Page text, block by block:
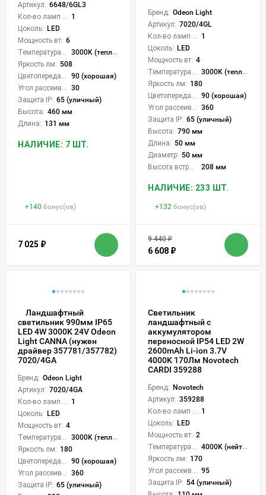
Артикул: 6648/6GL3
Кол-во ламп или LED: 1
Цоколь: LED
Мощность вт: 6
Температура света:
3000K (теплый)
Яркость лм: 508
Цветопередача (CRI):
90 (хорошая)
Угол рассеивания света °: 30
Защита IP: 65 (уличный)
Высота: 460 мм
Длина: 131 мм
НАЛИЧИЕ: 7 ШТ.
+140 бонус(ов)
7 025 ₽
Бренд: Odeon Light
Артикул: 7020/4GL
1
Цоколь: LED
Мощность вт: 4
3000K (теплый)
Яркость лм: 180
90 (хорошая)
360
Защита IP: 65 (уличный)
Высота: 790 мм
Длина: 50 мм
Диаметр: 50 мм
208 мм
НАЛИЧИЕ: 233 ШТ.
+132 бонус(ов)
9 440₽
6 608 ₽
Ландшафтный
светильник 990мм IP65
LED 4W 3000K 24V Odeon
Light CANNA (нужен
драйвер 357781/357782)
7020/4GA
Бренд: Odeon Light
Артикул: 7020/4GA
Кол-во ламп или LED: 1
Цоколь: LED
Мощность вт: 4
Температура света:
3000K (теплый)
Яркость лм: 180
Цветопередача (CRI):
90 (хорошая)
Угол рассеивания света °: 360
Защита IP: 65 (уличный)
Светильник
ландшафтный с
аккумулятором
переносной IP54 LED 2W
2600mAh Li-ion 3.7V
4000K 170Лм Novotech
CARDI 359288
Бренд: Novotech
Артикул: 359288
1
Цоколь: LED
Мощность вт: 2
4000K (нейтральный)
Яркость лм: 170
95
Защита IP: 54 (уличный)